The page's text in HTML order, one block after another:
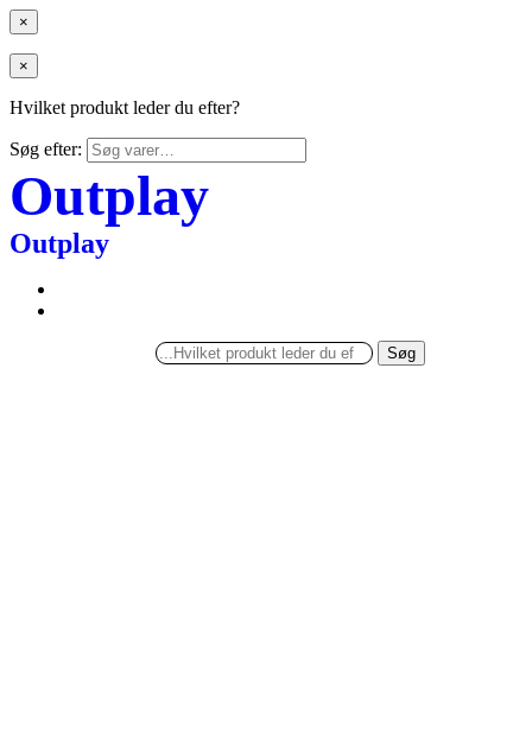
×
×
Hvilket produkt leder du efter?
Søg efter:
Outplay
Outplay
Søg